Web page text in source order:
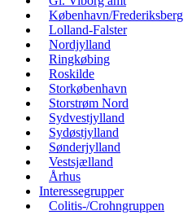
København/Frederiksberg
Lolland-Falster
Nordjylland
Ringkøbing
Roskilde
Storkøbenhavn
Storstrøm Nord
Sydvestjylland
Sydøstjylland
Sønderjylland
Vestsjælland
Århus
Interessegrupper
Colitis-/Crohngruppen